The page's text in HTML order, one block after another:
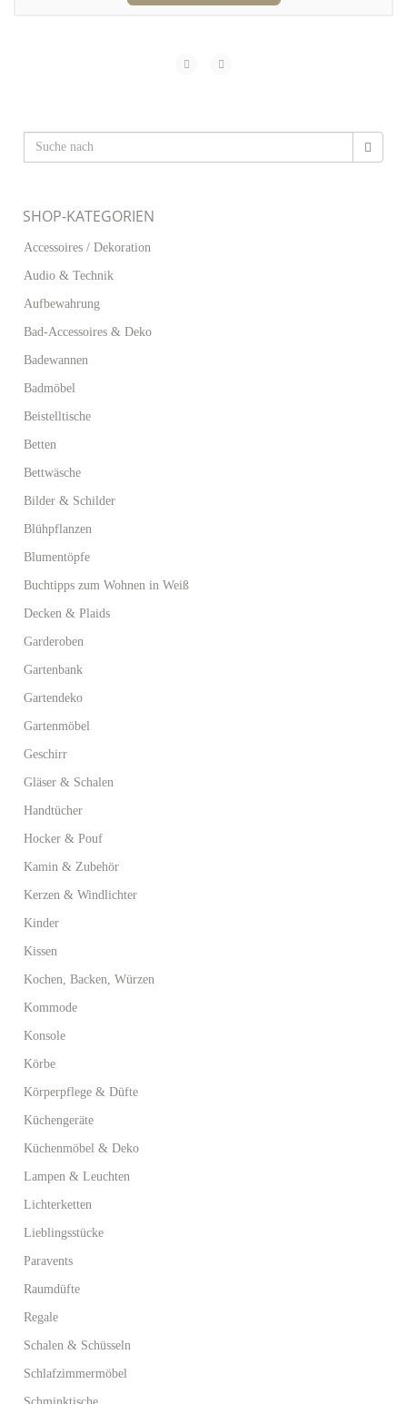
SHOP-KATEGORIEN
Accessoires / Dekoration
Audio & Technik
Aufbewahrung
Bad-Accessoires & Deko
Badewannen
Badmöbel
Beistelltische
Betten
Bettwäsche
Bilder & Schilder
Blühpflanzen
Blumentöpfe
Buchtipps zum Wohnen in Weiß
Decken & Plaids
Garderoben
Gartenbank
Gartendeko
Gartenmöbel
Geschirr
Gläser & Schalen
Handtücher
Hocker & Pouf
Kamin & Zubehör
Kerzen & Windlichter
Kinder
Kissen
Kochen, Backen, Würzen
Kommode
Konsole
Körbe
Körperpflege & Düfte
Küchengeräte
Küchenmöbel & Deko
Lampen & Leuchten
Lichterketten
Lieblingsstücke
Paravents
Raumdüfte
Regale
Schalen & Schüsseln
Schlafzimmermöbel